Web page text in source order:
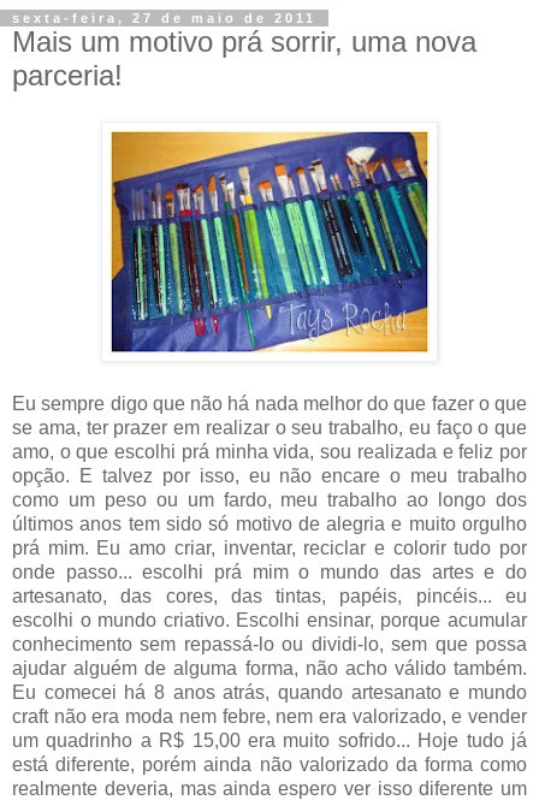
sexta-feira, 27 de maio de 2011
Mais um motivo prá sorrir, uma nova
parceria!
Eu sempre digo que não há nada melhor do que fazer o que
se ama, ter prazer em realizar o seu trabalho, eu faço o que
amo, o que escolhi prá minha vida, sou realizada e feliz por
opção. E talvez por isso, eu não encare o meu trabalho
como um peso ou um fardo, meu trabalho ao longo dos
últimos anos tem sido só motivo de alegria e muito orgulho
prá mim. Eu amo criar, inventar, reciclar e colorir tudo por
onde passo... escolhi prá mim o mundo das artes e do
artesanato, das cores, das tintas, papéis, pincéis... eu
escolhi o mundo criativo. Escolhi ensinar, porque acumular
conhecimento sem repassá-lo ou dividi-lo, sem que possa
ajudar alguém de alguma forma, não acho válido também.
Eu comecei há 8 anos atrás, quando artesanato e mundo
craft não era moda nem febre, nem era valorizado, e vender
um quadrinho a R$ 15,00 era muito sofrido... Hoje tudo já
está diferente, porém ainda não valorizado da forma como
realmente deveria, mas ainda espero ver isso diferente um